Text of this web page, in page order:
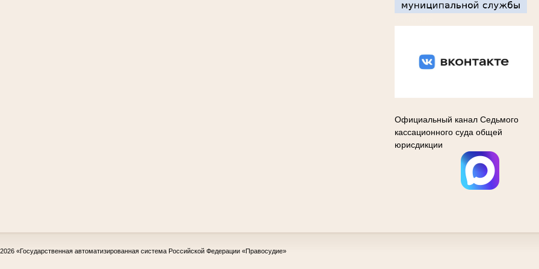
Официальный канал Седьмого
кассационного суда общей
юрисдикции
«Государственная автоматизированная система Российской Федерации «Правосудие»